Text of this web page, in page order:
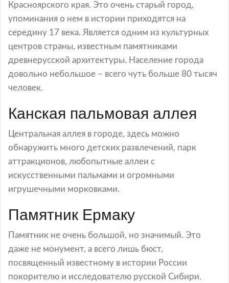
Красноярского края. Это очень старый город,
упоминания о нем в истории приходятся на
середину 17 века. Является одним из культурных
центров страны, известным памятниками
древнерусской архитектуры. Население города
довольно небольшое – всего чуть больше 80 тысяч
человек.
Канская пальмовая аллея
Центральная аллея в городе, здесь можно
обнаружить много детских развлечений, парк
аттракционов, любопытные аллеи с
искусственными пальмами и огромными
игрушечными морковками.
Памятник Ермаку
Памятник не очень большой, но значимый. Это
даже не монумент, а всего лишь бюст,
посвященный известному в истории России
покорителю и исследователю русской Сибири.